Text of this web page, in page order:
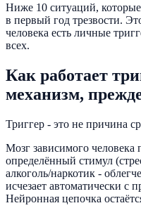
Ниже 10 ситуаций, которые
в первый год трезвости.
человека есть личные
всех.
Как работает
механизм,
Триггер - это не причина
Мозг зависимого
определённый стимул
алкоголь/наркотик -
исчезает автоматически с
Нейронная цепочка